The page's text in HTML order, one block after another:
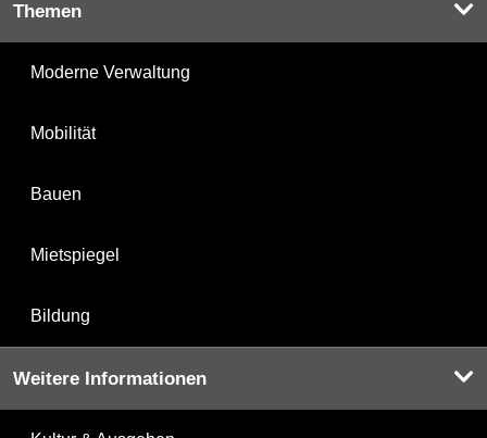
Themen
Moderne Verwaltung
Mobilität
Bauen
Mietspiegel
Bildung
Weitere Informationen